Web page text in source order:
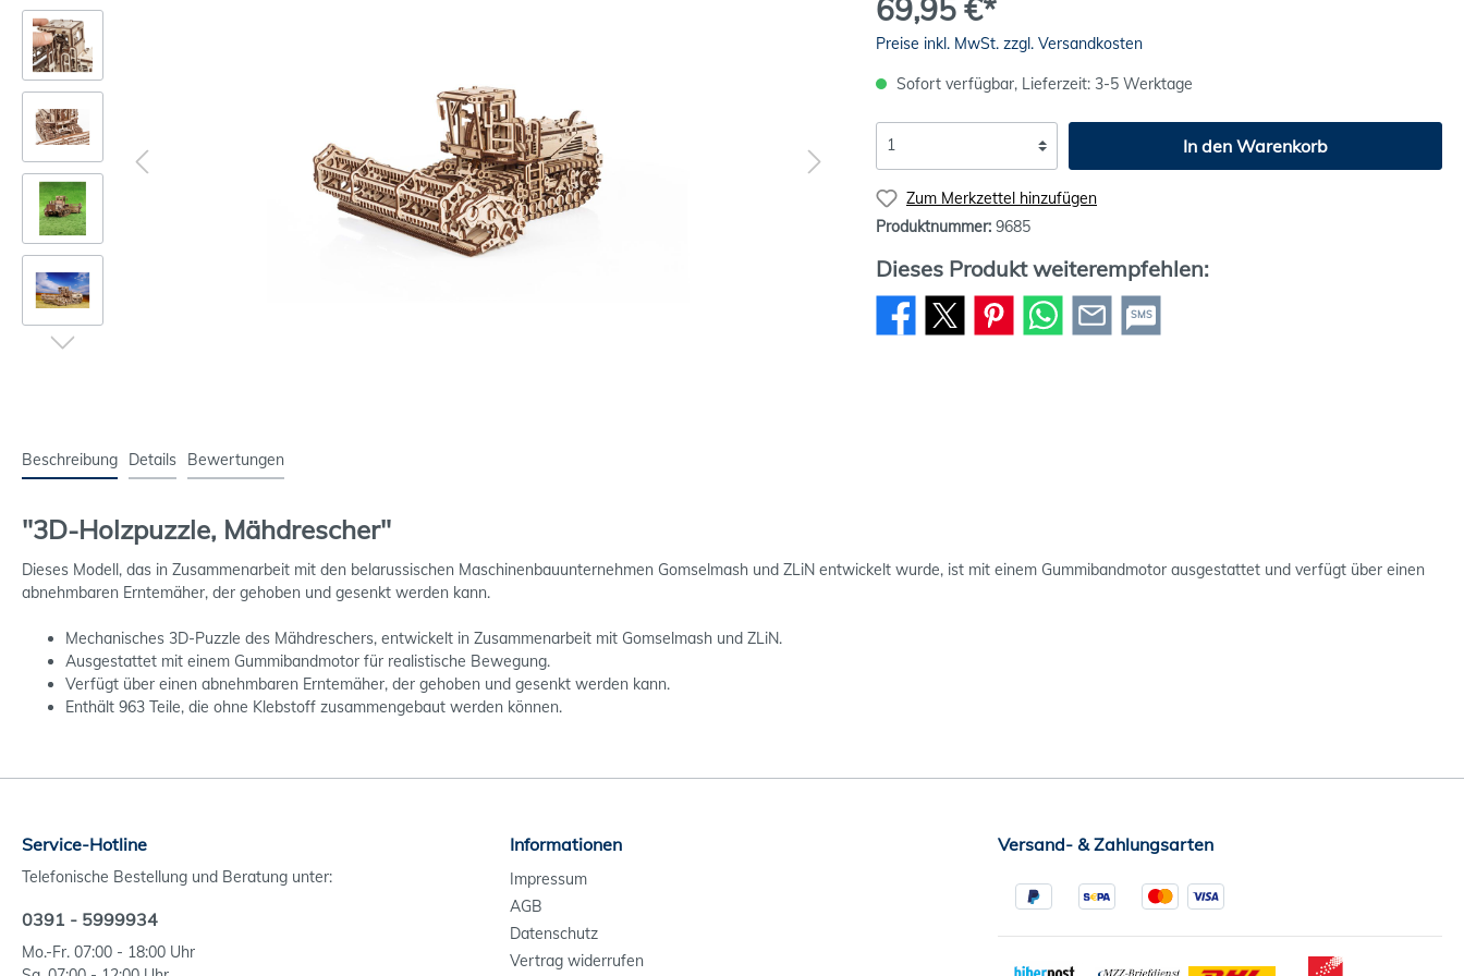
69,95 €*
Preise inkl. MwSt. zzgl. Versandkosten
Sofort verfügbar, Lieferzeit: 3-5 Werktage
In den Warenkorb
Zum Merkzettel hinzufügen
Produktnummer: 9685
Dieses Produkt weiterempfehlen:
SMS
Beschreibung Details Bewertungen
"3D-Holzpuzzle, Mähdrescher"
Dieses Modell, das in Zusammenarbeit mit den belarussischen Maschinenbauunternehmen Gomselmash und ZLiN entwickelt wurde, ist mit einem Gummibandmotor ausgestattet und verfügt über einen
abnehmbaren Erntemäher, der gehoben und gesenkt werden kann.
Mechanisches 3D-Puzzle des Mähdreschers, entwickelt in Zusammenarbeit mit Gomselmash und ZLiN.
Ausgestattet mit einem Gummibandmotor für realistische Bewegung.
Verfügt über einen abnehmbaren Erntemäher, der gehoben und gesenkt werden kann.
Enthält 963 Teile, die ohne Klebstoff zusammengebaut werden können.
Service-Hotline
Telefonische Bestellung und Beratung unter:
0391 - 5999934
Mo.-Fr. 07:00 - 18:00 Uhr
Informationen
Impressum
AGB
Datenschutz
Vertrag widerrufen
Versand- & Zahlungsarten